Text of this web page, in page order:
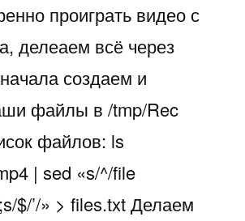
проиграть видео с
делеаем всё через
создаем и
файлы в /tmp/Rec
файлов: ls
| sed «s/^/file
$/’/» > files.txt Делаем